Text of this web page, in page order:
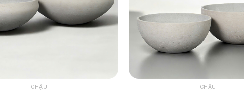
CHẬU CHẬU